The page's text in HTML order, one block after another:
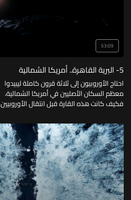
53:09
5- البرية القاهرة.. أمريكا الشمالية
احتاج الأوروبيون إلى ثلاثة قرون كاملة ليبيدوا
معظم السكان الأصليين في أمريكا الشمالية،
فكيف كانت هذه القارة قبل انتقال الأوروبيين